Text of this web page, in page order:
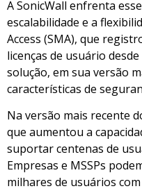
A SonicWall enfrenta
escalabilidade e a
Access (SMA), que
licenças de usuário
solução, em sua versão
características de
Na versão mais recente
que aumentou a
suportar centenas de
Empresas e MSSPs
milhares de usuários